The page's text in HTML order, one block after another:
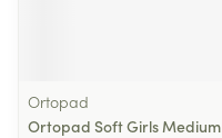
Ortopad
Ortopad Soft Girls Medium